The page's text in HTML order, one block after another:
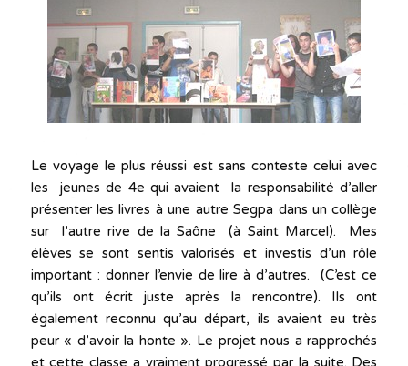
Le voyage le plus réussi est sans conteste celui avec
les jeunes de 4e qui avaient la responsabilité d’aller
présenter les livres à une autre Segpa dans un collège
sur l’autre rive de la Saône (à Saint Marcel). Mes
élèves se sont sentis valorisés et investis d’un rôle
important : donner l’envie de lire à d’autres. (C’est ce
qu’ils ont écrit juste après la rencontre). Ils ont
également reconnu qu’au départ, ils avaient eu très
peur « d’avoir la honte ». Le projet nous a rapprochés
et cette classe a vraiment progressé par la suite. Des